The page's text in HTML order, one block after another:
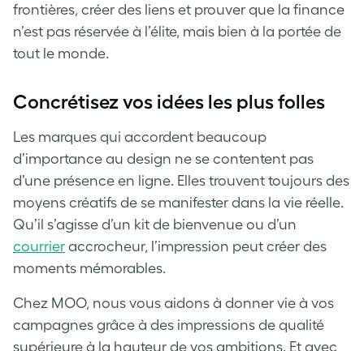
frontières, créer des liens et prouver que la finance
n’est pas réservée à l’élite, mais bien à la portée de
tout le monde.
Concrétisez vos idées les plus folles
Les marques qui accordent beaucoup
d’importance au design ne se contentent pas
d’une présence en ligne. Elles trouvent toujours des
moyens créatifs de se manifester dans la vie réelle.
Qu’il s’agisse d’un kit de bienvenue ou d’un
courrier accrocheur, l’impression peut créer des
moments mémorables.
Chez MOO, nous vous aidons à donner vie à vos
campagnes grâce à des impressions de qualité
supérieure à la hauteur de vos ambitions. Et avec